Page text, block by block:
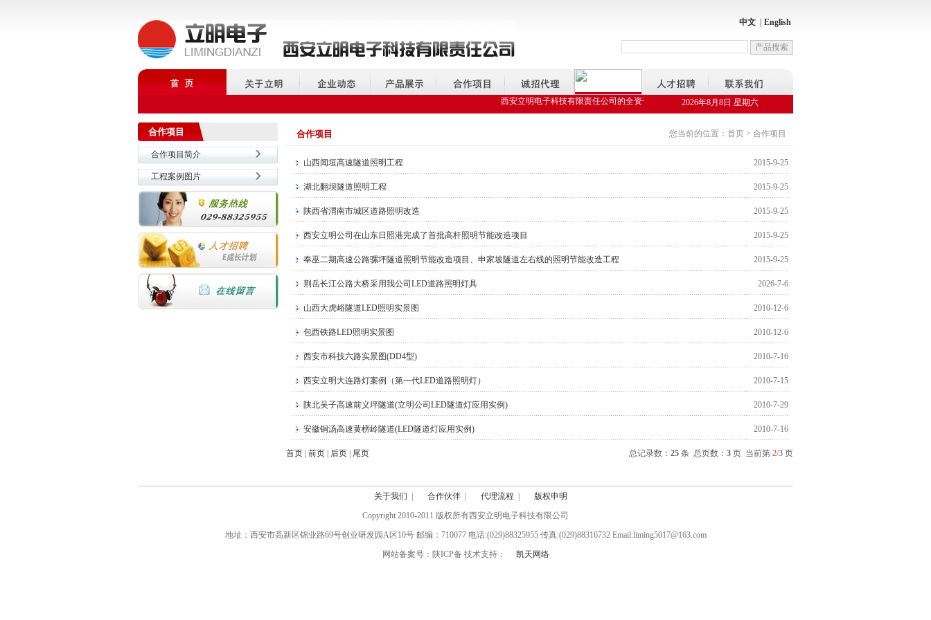
中文 English
西安立明电子科技有限责任公司的全资子公司——陕西邦捷节能服务科技有限公司，是国家发改委备案的合同能源管
2026年8月8日 星期六
合作项目
合作项目简介
工程案例图片
合作项目 您当前的位置：首页 > 合作项目
山西闻垣高速隧道照明工程 2015-9-25
湖北翻坝隧道照明工程 2015-9-25
陕西省渭南市城区道路照明改造 2015-9-25
西安立明公司在山东日照港完成了首批高杆照明节能改造项目 2015-9-25
奉巫二期高速公路骡坪隧道照明节能改造项目、申家坡隧道左右线的照明节能改造工程 2015-9-25
荆岳长江公路大桥采用我公司LED道路照明灯具 2026-7-6
山西大虎峪隧道LED照明实景图 2010-12-6
包西铁路LED照明实景图 2010-12-6
西安市科技六路实景图(DD4型) 2010-7-16
西安立明大连路灯案例（第一代LED道路照明灯） 2010-7-15
陕北吴子高速前义坪隧道(立明公司LED隧道灯应用实例) 2010-7-29
安徽铜汤高速黄榜岭隧道(LED隧道灯应用实例) 2010-7-16
首页 前页 后页 尾页 总记录数： 25 条 总页数： 3 页 当前第 2/3 页
关于我们 合作伙伴 代理流程
版权申明
Copyright 2010-2011 版权所有西安立明电子科技有限公司
地址：西安市高新区锦业路69号创业研发园A区10号 邮编：710077 电话:(029)88325955 传真:(029)88316732 Email:liming5017@163.com
网站备案号：陕ICP备 技术支持：
凯天网络